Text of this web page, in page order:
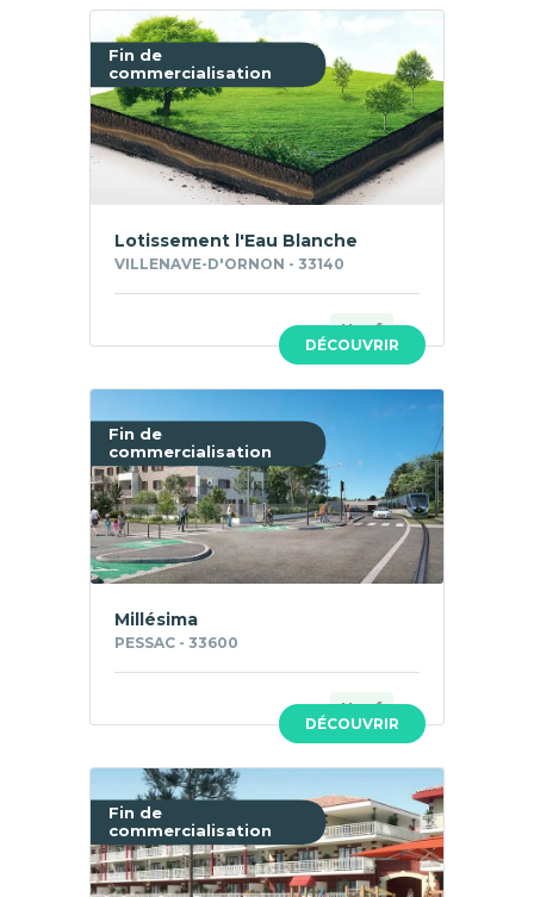
Fin de
commercialisation
DÉCOUVRIR
Lotissement l'Eau Blanche
VILLENAVE-D'ORNON - 33140
Neuf
Fin de
commercialisation
DÉCOUVRIR
Millésima
PESSAC - 33600
Neuf
Fin de
commercialisation